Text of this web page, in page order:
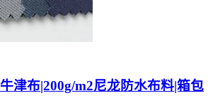
津布|200g/m2尼龙防水布料|箱包